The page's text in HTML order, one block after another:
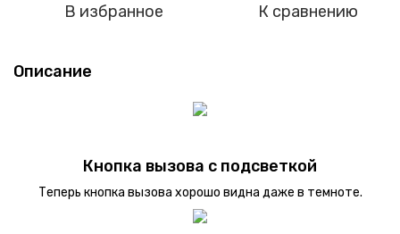
В избранное К сравнению
Описание
Кнопка вызова с подсветкой
Теперь кнопка вызова хорошо видна даже в темноте.